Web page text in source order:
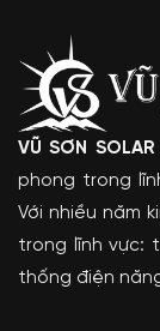
VŨ SƠN SOLAR
phong trong
Với nhiều năm
trong lĩnh vực:
thống điện